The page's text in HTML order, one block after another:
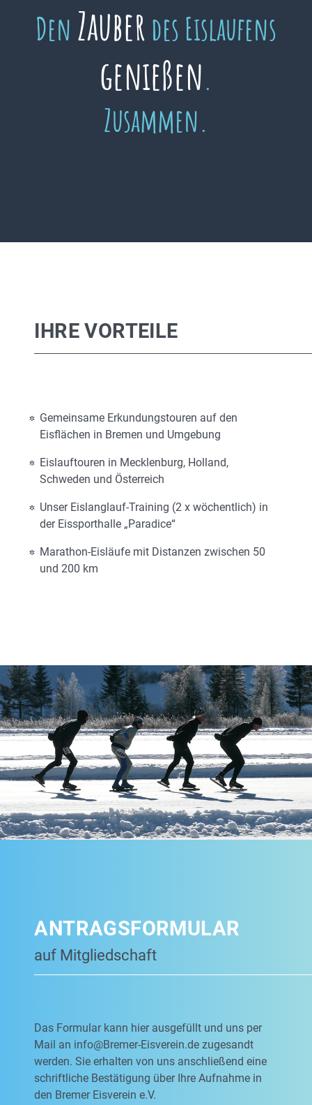
Den Zauber des Eislaufens
genießen.
Zusammen.
IHRE VORTEILE
Gemeinsame Erkundungstouren auf den
Eisflächen in Bremen und Umgebung
Eislauftouren in Mecklenburg, Holland,
Schweden und Österreich
Unser Eislanglauf-Training (2 x wöchentlich) in
der Eissporthalle „Paradice“
Marathon-Eisläufe mit Distanzen zwischen 50
und 200 km
ANTRAGSFORMULAR
auf Mitgliedschaft
Das Formular kann hier ausgefüllt und uns per
Mail an info@Bremer-Eisverein.de zugesandt
werden. Sie erhalten von uns anschließend eine
schriftliche Bestätigung über Ihre Aufnahme in
den Bremer Eisverein e.V.